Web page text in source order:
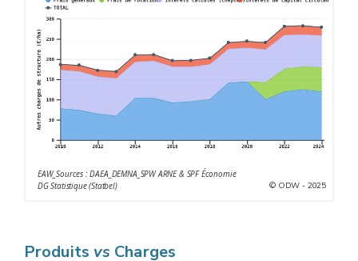
les tarifs de leurs prestataires de service, notamment les
entrepreneurs de travaux agricoles. Pour le matériel de
l’exploitation, la charge en carburant, après être passée
par un minimum en 2020 avec moins de 50 €/ha de SAU,
se retrouve avec une valeur double depuis 2022. Notons
que les frais de travaux par tiers ne sont pas une charge
de structure et sont indiqués afin de totaliser les frais
liés à la mécanisation des travaux.
EAW_Sources : DAEA_DEMNA_SPW ARNE & SPF Économie
DG Statistique (Statbel)
© ODW - 2025
Produits vs Charges